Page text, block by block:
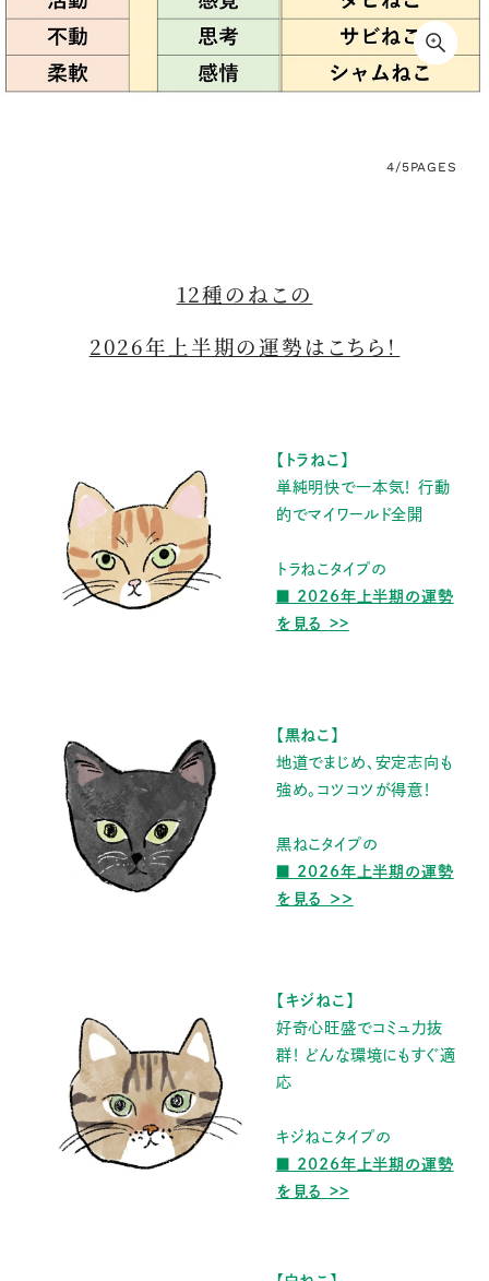
4/5PAGES
12種のねこの
2026年上半期の運勢はこちら！
【トラねこ】
単純明快で一本気！ 行動
的でマイワールド全開
トラねこタイプの
■ 2026年上半期の運勢
を見る>>
【黒ねこ】
地道でまじめ、安定志向も
強め。コツコツが得意！
黒ねこタイプの
■ 2026年上半期の運勢
を見る ＞＞
【キジねこ】
好奇心旺盛でコミュ力抜
群！ どんな環境にもすぐ適
応
キジねこタイプの
■ 2026年上半期の運勢
を見る >>